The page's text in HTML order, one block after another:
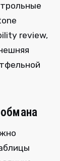
review,